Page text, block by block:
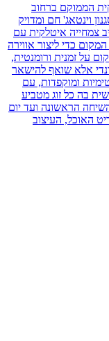
הממוקם ברחוב
וינטאג' חם ומדויק
צמחייה איטלקית עם
כדי ליצור אווירה
על זמנית ורומנטית,
אלא שואף להישאר
ומוקפדות, עם
בה כל זוג מטביע
הראשונה ועד יום
האוכל, העיצוב